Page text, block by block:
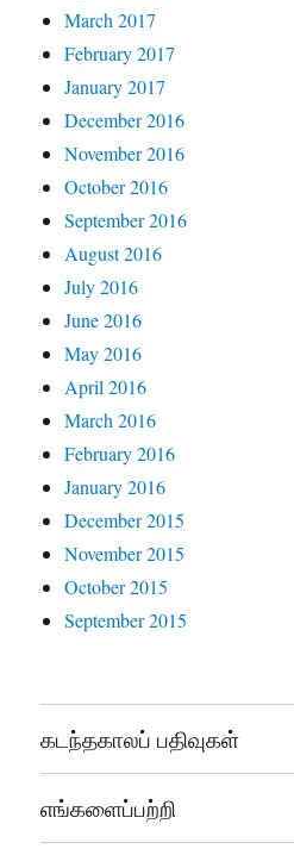
March 2017
February 2017
January 2017
December 2016
November 2016
October 2016
September 2016
August 2016
July 2016
June 2016
May 2016
April 2016
March 2016
February 2016
January 2016
December 2015
November 2015
October 2015
September 2015
கடந்தகாலப் பதிவுகள்
எங்களைப்பற்றி